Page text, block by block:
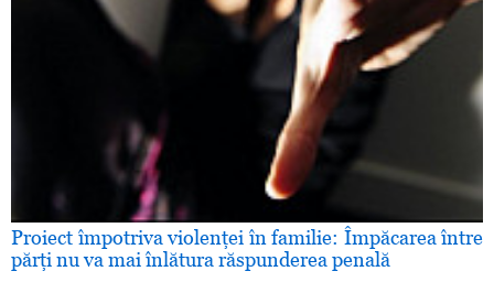
Proiect împotriva violenţei în familie: Împăcarea între
părţi nu va mai înlătura răspunderea penală